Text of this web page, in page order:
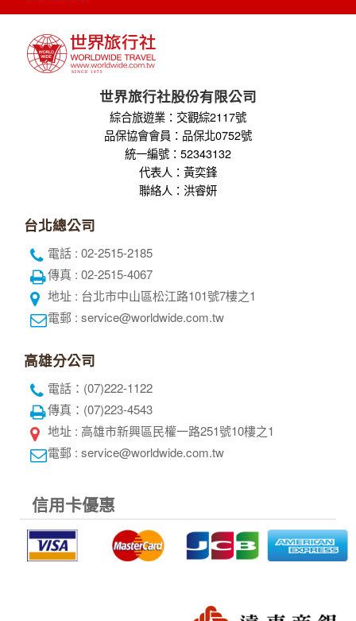
世界旅行社股份有限公司
綜合旅遊業：交觀綜2117號
品保協會會員：品保北0752號
統一編號：52343132
代表人：黃奕鋒
聯絡人：洪睿妍
台北總公司
電話 : 02-2515-2185
傳真 : 02-2515-4067
地址 : 台北市中山區松江路101號7樓之1
電郵 : service@worldwide.com.tw
高雄分公司
電話：(07)222-1122
傳真：(07)223-4543
地址 : 高雄市新興區民權一路251號10樓之1
電郵 : service@worldwide.com.tw
信用卡優惠